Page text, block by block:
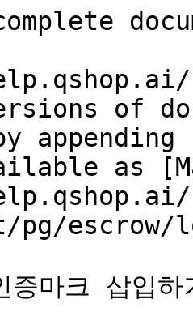
of
as
pg/escrow/
마크 삽입하